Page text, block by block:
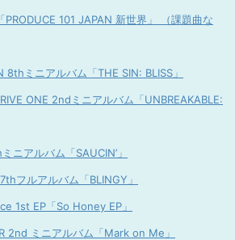
PRODUCE 101 JAPAN 新世界」 （課題曲な
8thミニアルバム「THE SIN: BLISS」
ONE 2ndミニアルバム「UNBREAKABLE:
ニアルバム「SAUCIN’」
フルアルバム「BLINGY」
1st EP「So Honey EP」
2nd ミニアルバム「Mark on Me」